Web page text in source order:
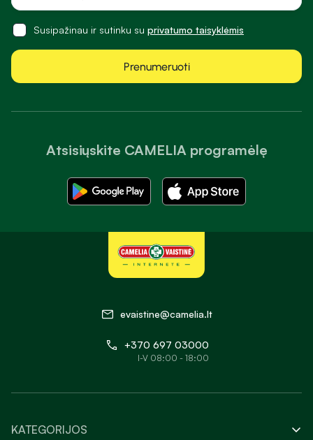
Atsisiųskite CAMELIA programėlę
Susipažinau ir sutinku su privatumo taisyklėmis
Prenumeruoti
evaistine@camelia.lt
+370 697 03000
I-V 08:00 - 18:00
KATEGORIJOS